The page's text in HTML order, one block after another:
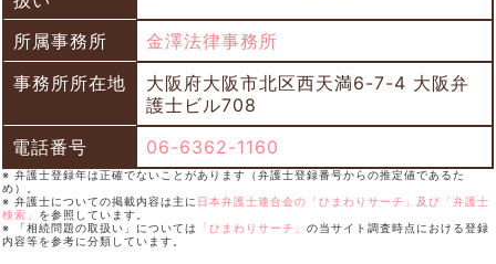
所属事務所
金澤法律事務所
事務所所在地
大阪府大阪市北区西天満6-7-4 大阪弁
護士ビル708
電話番号
06-6362-1160
※ 弁護士登録年は正確でないことがあります（弁護士登録番号からの推定値であるた
め）。
※ 弁護士についての掲載内容は主に 日本弁護士連合会の「ひまわりサーチ」及び「弁護士
検索」 を参照しています。
※ 「相続問題の取扱い」については
「ひまわりサーチ」 の当サイト調査時点における登録
内容等を参考に分類しています。